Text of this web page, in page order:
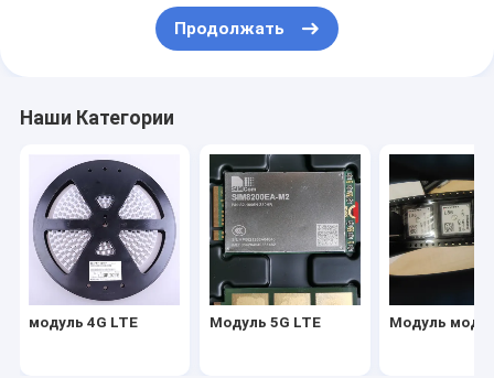
Модуль беспроводного маршрутизатора
Продолжать
Наши Категории
модуль 4G LTE Модуль 5G LTE Модуль